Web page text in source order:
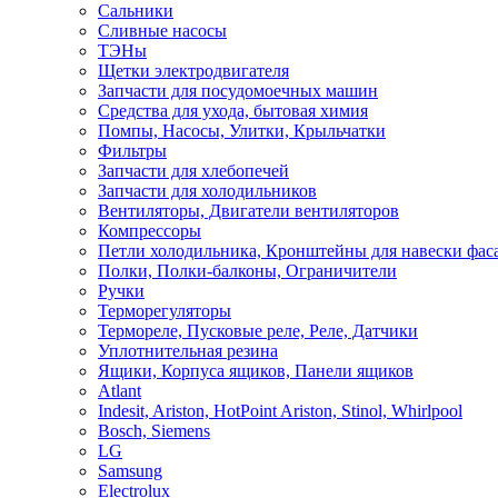
Сальники
Сливные насосы
ТЭНы
Щетки электродвигателя
Запчасти для посудомоечных машин
Средства для ухода, бытовая химия
Помпы, Насосы, Улитки, Крыльчатки
Фильтры
Запчасти для хлебопечей
Запчасти для холодильников
Вентиляторы, Двигатели вентиляторов
Компрессоры
Петли холодильника, Кронштейны для навески
Полки, Полки-балконы, Ограничители
Ручки
Терморегуляторы
Термореле, Пусковые реле, Реле, Датчики
Уплотнительная резина
Ящики, Корпуса ящиков, Панели ящиков
Atlant
Indesit, Ariston, HotPoint Ariston, Stinol, Whirlpool
Bosch, Siemens
LG
Samsung
Electrolux